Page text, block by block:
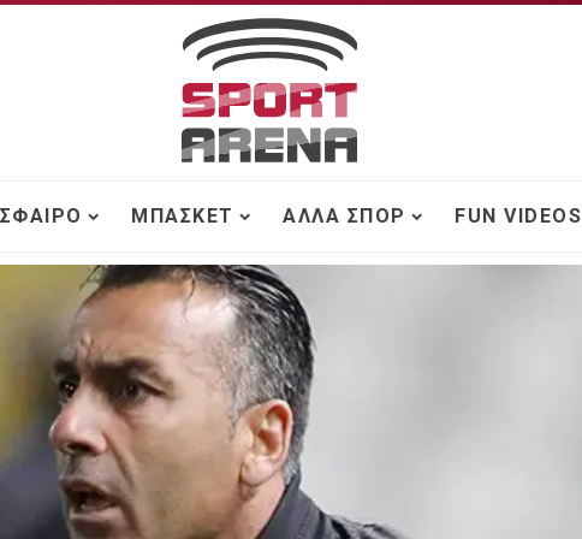
ΜΠΆΣΚΕΤ ΆΛΛΑ ΣΠΟΡ FUN VIDEOS